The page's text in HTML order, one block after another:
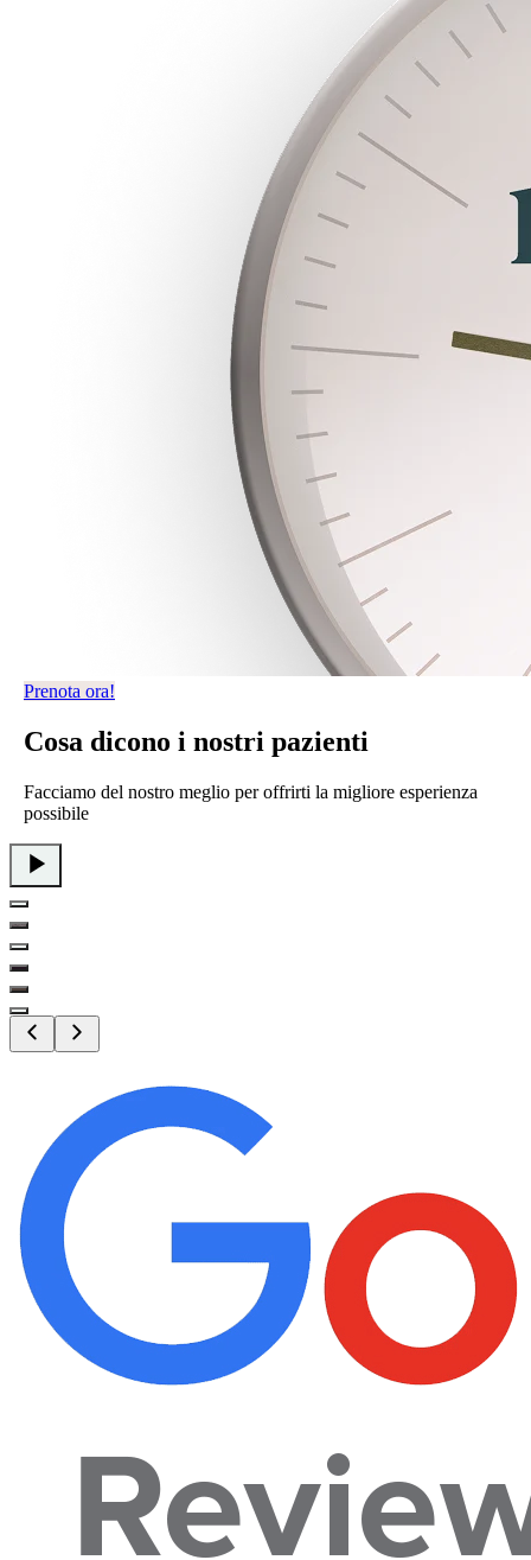
Prenota ora!
Cosa dicono i nostri pazienti
Facciamo del nostro meglio per offrirti la migliore esperienza
possibile